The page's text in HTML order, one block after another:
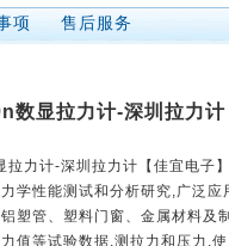
项 售后服务
数显拉力计-深圳拉力计
力计-深圳拉力计【佳宜电子】
学性能测试和分析研究,广泛应
塑管、塑料门窗、金属材料及
值等试验数据,测拉力和压力,